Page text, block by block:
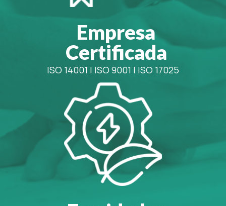
Empresa
Certificada
ISO 14001 | ISO 9001 | ISO 17025